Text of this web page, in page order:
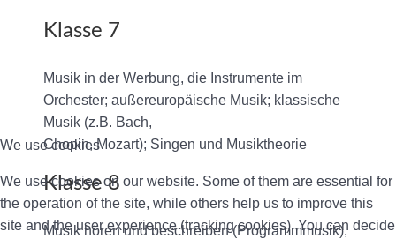
Klasse 7
Musik in der Werbung, die Instrumente im
Orchester; außereuropäische Musik; klassische
Musik (z.B. Bach,
Chopin, Mozart); Singen und Musiktheorie
Klasse 8
Musik hören und beschreiben (Programmmusik),
We use cookies
We use cookies on our website. Some of them are essential for
the operation of the site, while others help us to improve this
site and the user experience (tracking cookies). You can decide